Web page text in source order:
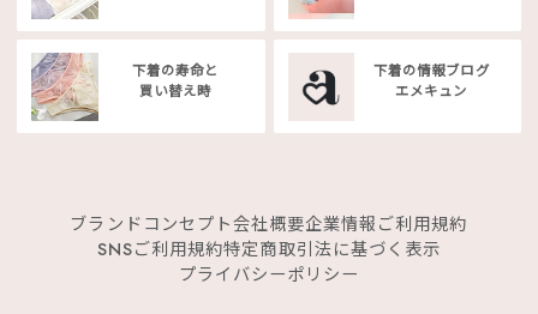
下着の寿命と
買い替え時
下着の情報ブログ
エメキュン
ブランドコンセプト会社概要企業情報 ご利用規約
SNSご利用規約特定商取引法に基づく表示
プライバシーポリシー